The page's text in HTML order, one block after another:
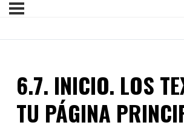
6.7. INICIO. LOS
TU PÁGINA